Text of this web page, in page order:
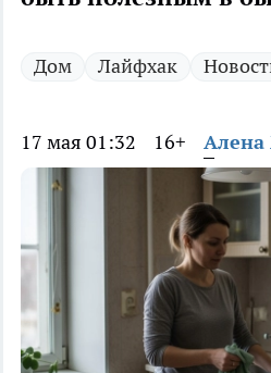
Дом Лайфхак
17 мая 01:32 16+